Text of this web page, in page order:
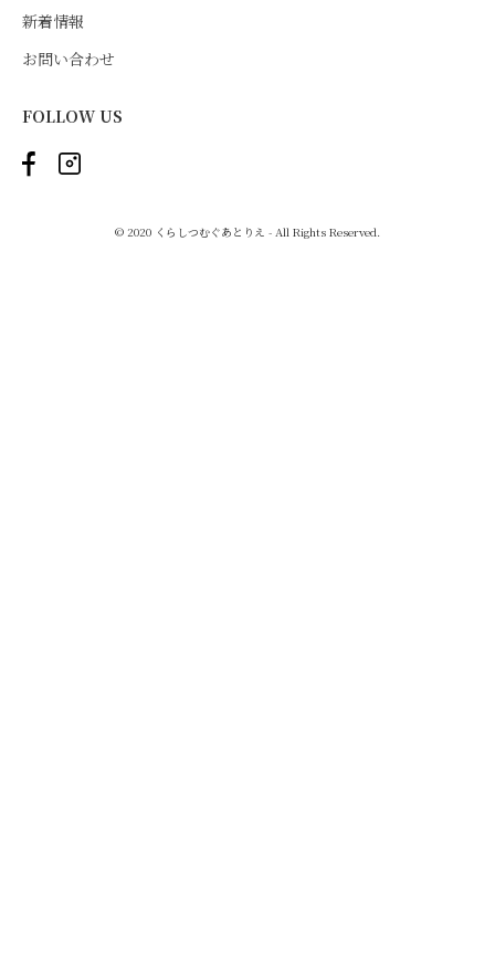
新着情報
お問い合わせ
FOLLOW US
© 2020 くらしつむぐあとりえ - All Rights Reserved.